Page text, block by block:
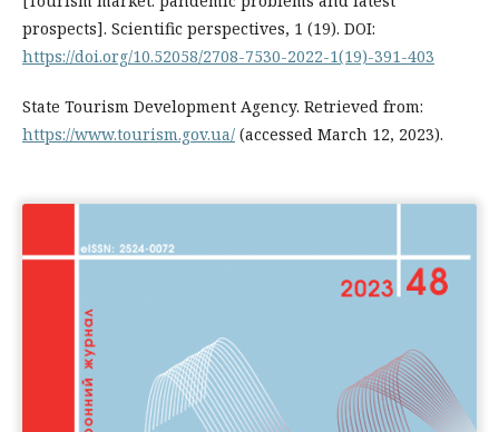
prospects]. Scientific perspectives, 1 (19). DOI:
https://doi.org/10.52058/2708-7530-2022-1(19)-391-403
State Tourism Development Agency. Retrieved from:
https://www.tourism.gov.ua/ (accessed March 12, 2023).